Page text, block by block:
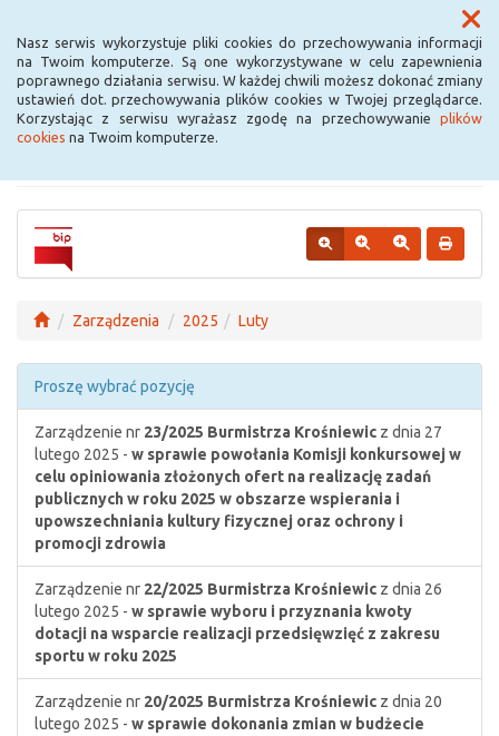
Nasz serwis wykorzystuje pliki cookies do przechowywania informacji
na Twoim komputerze. Są one wykorzystywane w celu zapewnienia
poprawnego działania serwisu. W każdej chwili możesz dokonać zmiany
ustawień dot. przechowywania plików cookies w Twojej przeglądarce.
Korzystając z serwisu wyrażasz zgodę na przechowywanie plików
cookies na Twoim komputerze.
Menu
Urząd Miejski w
Krośniewicach
Zarządzenia 2025 Luty
Proszę wybrać pozycję
Zarządzenie nr 23/2025 Burmistrza Krośniewic z dnia 27
lutego 2025 - w sprawie powołania Komisji konkursowej w
celu opiniowania złożonych ofert na realizację zadań
publicznych w roku 2025 w obszarze wspierania i
upowszechniania kultury fizycznej oraz ochrony i
promocji zdrowia
Zarządzenie nr 22/2025 Burmistrza Krośniewic z dnia 26
lutego 2025 - w sprawie wyboru i przyznania kwoty
dotacji na wsparcie realizacji przedsięwzięć z zakresu
sportu w roku 2025
Zarządzenie nr 20/2025 Burmistrza Krośniewic z dnia 20
lutego 2025 - w sprawie dokonania zmian w budżecie